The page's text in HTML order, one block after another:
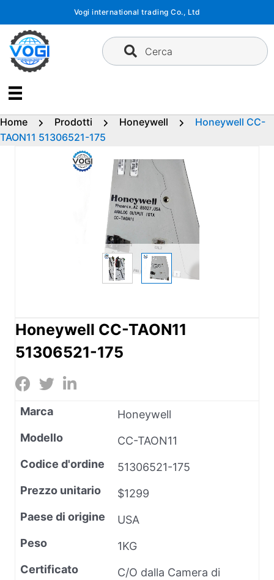
contenuto
Vogi international trading Co., Ltd
Cerca
Home Prodotti Honeywell
Honeywell CC-
TAON11 51306521-175
Honeywell CC-TAON11
51306521-175
Marca
Honeywell
Modello
CC-TAON11
Codice d'ordine
51306521-175
Prezzo unitario
$1299
Paese di origine
USA
Peso
1KG
Certificato
C/O dalla Camera di